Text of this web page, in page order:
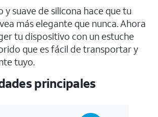
y suave de silicona hace que tu
más elegante que nunca. Ahora
tu dispositivo con un estuche
que es fácil de transportar y
tuyo.
principales